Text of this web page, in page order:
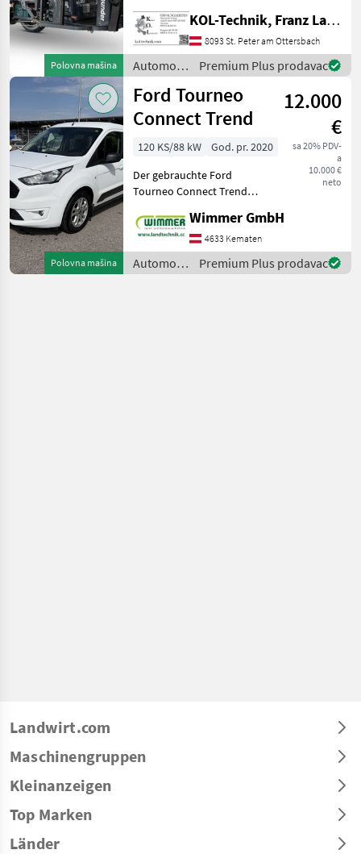
Polovna mašina
Batterie: 60 V, 45 Ah -
Bremse: Scheibenbremse
vorne, Trommelbremse
hinten - Max. G
KOL-Technik, Franz Lampl-Küssner
8093 St. Peter am Ottersbach
Automobili
i
motocikli
/ Nero
Premium Plus prodavac
Polovna mašina
Ford Tourneo
Connect Trend
12.000
€
sa 20% PDV-
a
10.000 €
neto
120 KS/88 kW
God. pr. 2020
Der gebrauchte Ford
Tourneo Connect Trend
seine hohe
Alltagstauglichkeit, den
großzügigen Innenraum
und eine umfangreiche
Wimmer GmbH
4633 Kematen
Automobili
i
Premium Plus prodavac
Landwirt.com
Maschinengruppen
Kleinanzeigen
Top Marken
Länder